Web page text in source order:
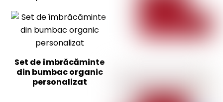
Set de îmbrăcăminte
din bumbac organic
personalizat